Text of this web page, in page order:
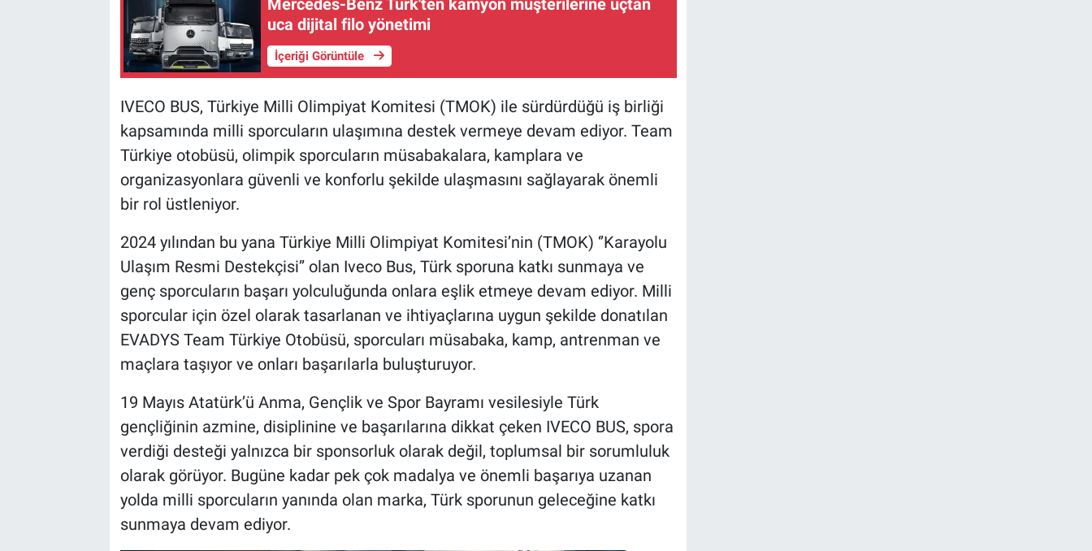
uca dijital filo yönetimi
İçeriği Görüntüle
IVECO BUS, Türkiye Milli Olimpiyat Komitesi (TMOK) ile sürdürdüğü iş birliği
kapsamında milli sporcuların ulaşımına destek vermeye devam ediyor. Team
Türkiye otobüsü, olimpik sporcuların müsabakalara, kamplara ve
organizasyonlara güvenli ve konforlu şekilde ulaşmasını sağlayarak önemli
bir rol üstleniyor.
2024 yılından bu yana Türkiye Milli Olimpiyat Komitesi’nin (TMOK) ‘’Karayolu
Ulaşım Resmi Destekçisi’’ olan Iveco Bus, Türk sporuna katkı sunmaya ve
genç sporcuların başarı yolculuğunda onlara eşlik etmeye devam ediyor. Milli
sporcular için özel olarak tasarlanan ve ihtiyaçlarına uygun şekilde donatılan
EVADYS Team Türkiye Otobüsü, sporcuları müsabaka, kamp, antrenman ve
maçlara taşıyor ve onları başarılarla buluşturuyor.
19 Mayıs Atatürk’ü Anma, Gençlik ve Spor Bayramı vesilesiyle Türk
gençliğinin azmine, disiplinine ve başarılarına dikkat çeken IVECO BUS, spora
verdiği desteği yalnızca bir sponsorluk olarak değil, toplumsal bir sorumluluk
olarak görüyor. Bugüne kadar pek çok madalya ve önemli başarıya uzanan
yolda milli sporcuların yanında olan marka, Türk sporunun geleceğine katkı
sunmaya devam ediyor.